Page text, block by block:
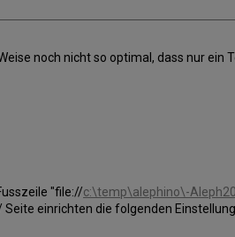
noch nicht so optimal, dass nur ein
"file://c:\temp\alephino\-
einrichten die folgenden